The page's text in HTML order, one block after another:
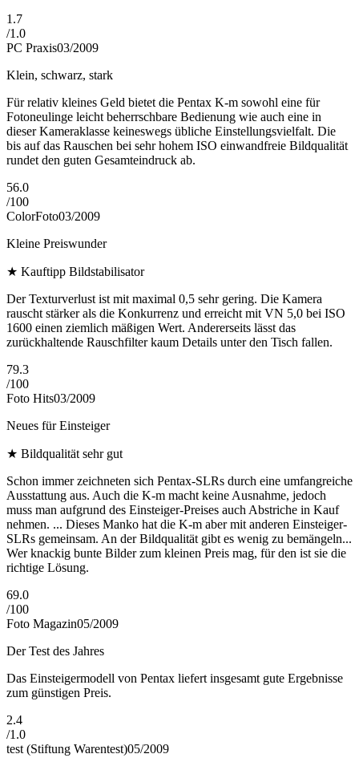
1.7
/1.0
PC Praxis03/2009
Klein, schwarz, stark
Für relativ kleines Geld bietet die Pentax K-m sowohl eine für
Fotoneulinge leicht beherrschbare Bedienung wie auch eine in
dieser Kameraklasse keineswegs übliche Einstellungsvielfalt. Die
bis auf das Rauschen bei sehr hohem ISO einwandfreie Bildqualität
rundet den guten Gesamteindruck ab.
56.0
/100
ColorFoto03/2009
Kleine Preiswunder
★ Kauftipp Bildstabilisator
Der Texturverlust ist mit maximal 0,5 sehr gering. Die Kamera
rauscht stärker als die Konkurrenz und erreicht mit VN 5,0 bei ISO
1600 einen ziemlich mäßigen Wert. Andererseits lässt das
zurückhaltende Rauschfilter kaum Details unter den Tisch fallen.
79.3
/100
Foto Hits03/2009
Neues für Einsteiger
★ Bildqualität sehr gut
Schon immer zeichneten sich Pentax-SLRs durch eine umfangreiche
Ausstattung aus. Auch die K-m macht keine Ausnahme, jedoch
muss man aufgrund des Einsteiger-Preises auch Abstriche in Kauf
nehmen. ... Dieses Manko hat die K-m aber mit anderen Einsteiger-
SLRs gemeinsam. An der Bildqualität gibt es wenig zu bemängeln...
Wer knackig bunte Bilder zum kleinen Preis mag, für den ist sie die
richtige Lösung.
69.0
/100
Foto Magazin05/2009
Der Test des Jahres
Das Einsteigermodell von Pentax liefert insgesamt gute Ergebnisse
zum günstigen Preis.
2.4
/1.0
test (Stiftung Warentest)05/2009